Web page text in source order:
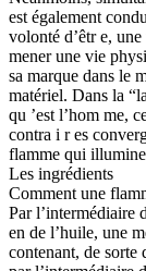
est également
volonté d’êtr e,
mener une vie
sa marque dans le
matériel. Dans la
qu ’est l’hom me,
contra i r es
flamme qui
Les ingrédients
Comment une
Par l’intermédiaire
en de l’huile, une
contenant, de sorte